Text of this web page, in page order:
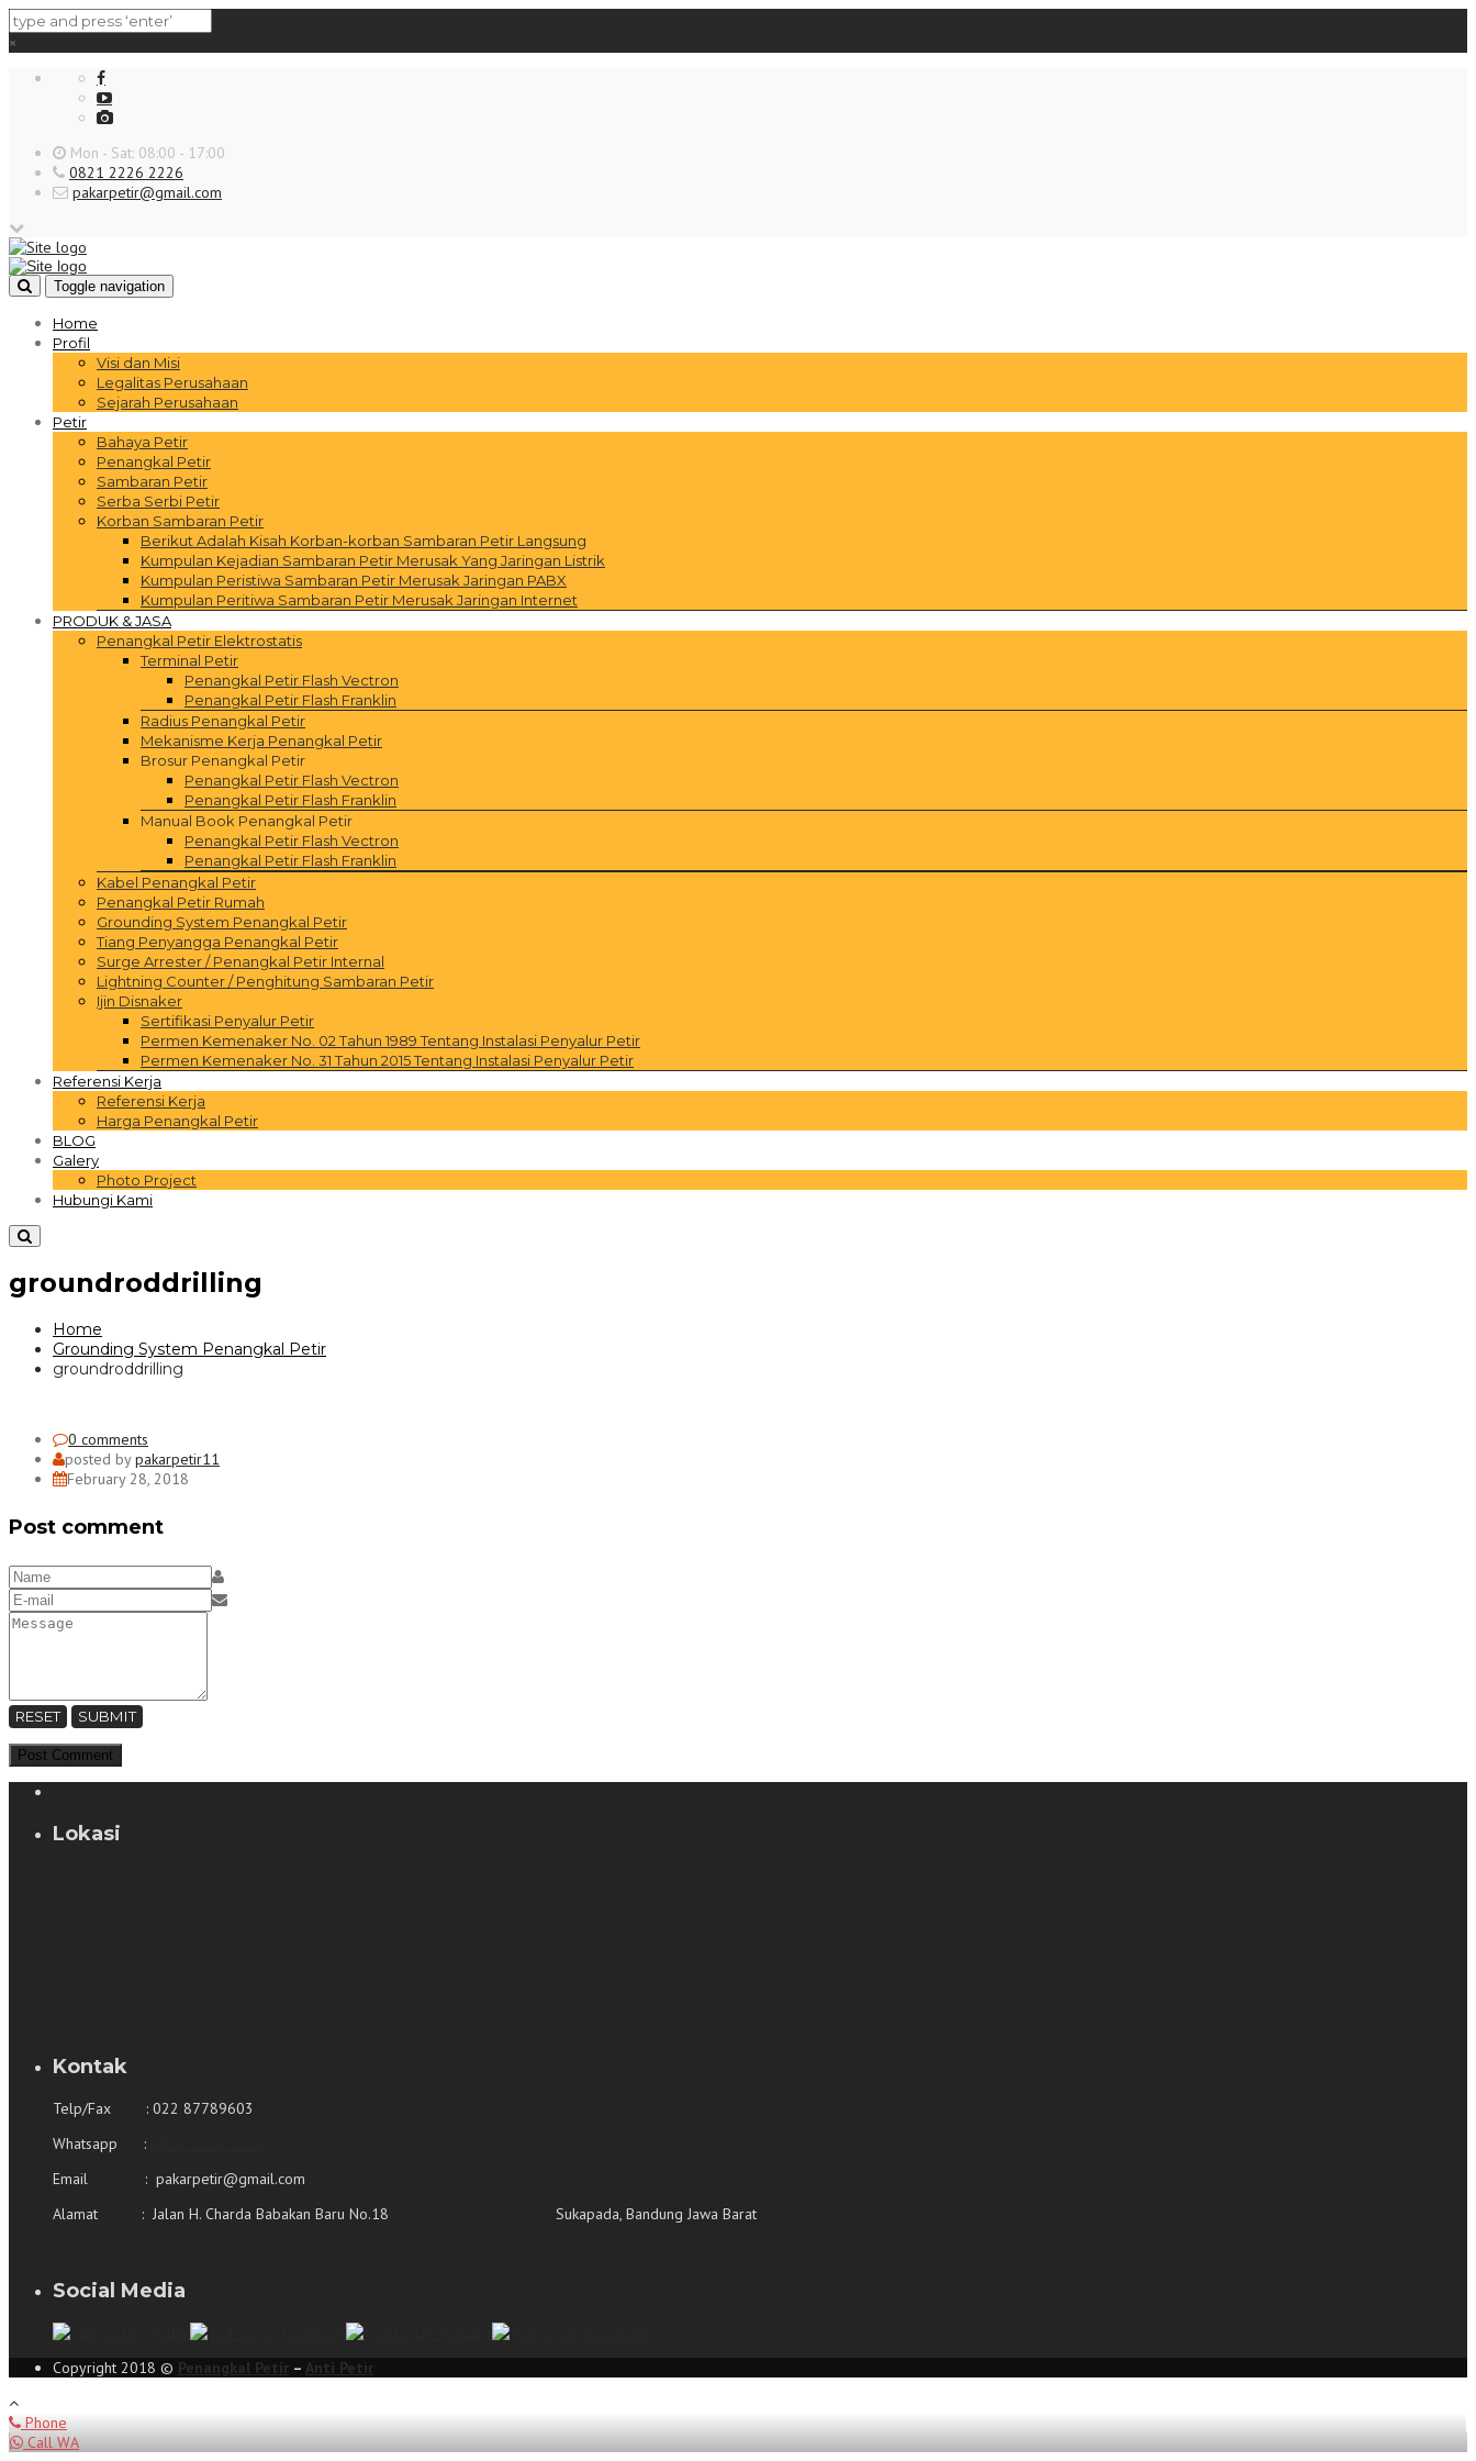
×
Mon - Sat: 08:00 - 17:00
0821 2226 2226
pakarpetir@gmail.com
Toggle navigation
Home
Profil
Visi dan Misi
Legalitas Perusahaan
Sejarah Perusahaan
Petir
Bahaya Petir
Penangkal Petir
Sambaran Petir
Serba Serbi Petir
Korban Sambaran Petir
Berikut Adalah Kisah Korban-korban Sambaran Petir Langsung
Kumpulan Kejadian Sambaran Petir Merusak Yang Jaringan Listrik
Kumpulan Peristiwa Sambaran Petir Merusak Jaringan PABX
Kumpulan Peritiwa Sambaran Petir Merusak Jaringan Internet
PRODUK & JASA
Penangkal Petir Elektrostatis
Terminal Petir
Penangkal Petir Flash Vectron
Penangkal Petir Flash Franklin
Radius Penangkal Petir
Mekanisme Kerja Penangkal Petir
Brosur Penangkal Petir
Penangkal Petir Flash Vectron
Penangkal Petir Flash Franklin
Manual Book Penangkal Petir
Penangkal Petir Flash Vectron
Penangkal Petir Flash Franklin
Kabel Penangkal Petir
Penangkal Petir Rumah
Grounding System Penangkal Petir
Tiang Penyangga Penangkal Petir
Surge Arrester / Penangkal Petir Internal
Lightning Counter / Penghitung Sambaran Petir
Ijin Disnaker
Sertifikasi Penyalur Petir
Permen Kemenaker No. 02 Tahun 1989 Tentang Instalasi Penyalur Petir
Permen Kemenaker No. 31 Tahun 2015 Tentang Instalasi Penyalur Petir
Referensi Kerja
Referensi Kerja
Harga Penangkal Petir
BLOG
Galery
Photo Project
Hubungi Kami
groundroddrilling
Home
Grounding System Penangkal Petir
groundroddrilling
0 comments
posted bypakarpetir11
February 28, 2018
Post comment
RESET SUBMIT
Lokasi
Kontak
Telp/Fax : 022 87789603
Whatsapp :
Email : pakarpetir@gmail.com
Alamat : Jalan H. Charda Babakan Baru No.18 Sukapada, Bandung Jawa Barat
Social Media
Copyright 2018 © Penangkal Petir – Anti Petir
Phone
Call WA